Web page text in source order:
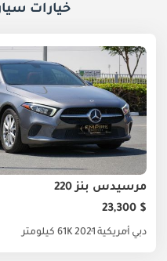
خيارات
مرسيدس بنز 220
$ 23,300
دبي أمريكية 202161K كيلومتر